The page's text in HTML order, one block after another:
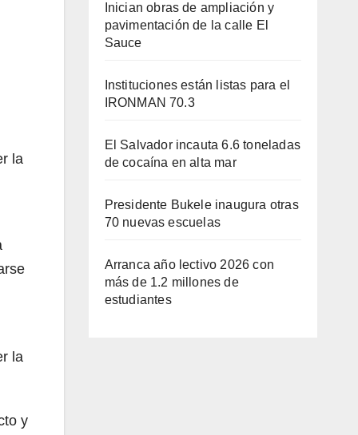
la
la
y
Inician obras de ampliación y
pavimentación de la calle El
Sauce
Instituciones están listas para el
IRONMAN 70.3
El Salvador incauta 6.6 toneladas
de cocaína en alta mar
Presidente Bukele inaugura otras
70 nuevas escuelas
Arranca año lectivo 2026 con
más de 1.2 millones de
estudiantes